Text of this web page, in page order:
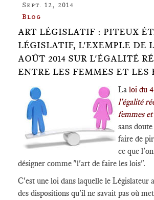
Sept. 12, 2014
Blog
ART LÉGISLATIF : PITEUX
LÉGISLATIF, L'EXEMPLE DE
AOÛT 2014 SUR L'ÉGALITÉ
ENTRE LES FEMMES ET LES
La loi du
l'égalité
femmes
sans
faire de
ce que
désigner comme "l'art de faire les lois".
C'est une loi dans laquelle le Législateur
des dispositions qu'il ne savait pas où